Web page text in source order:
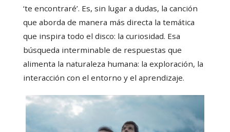
‘te encontraré’. Es, sin lugar a dudas, la canción
que aborda de manera más directa la temática
que inspira todo el disco: la curiosidad. Esa
búsqueda interminable de respuestas que
alimenta la naturaleza humana: la exploración, la
interacción con el entorno y el aprendizaje.